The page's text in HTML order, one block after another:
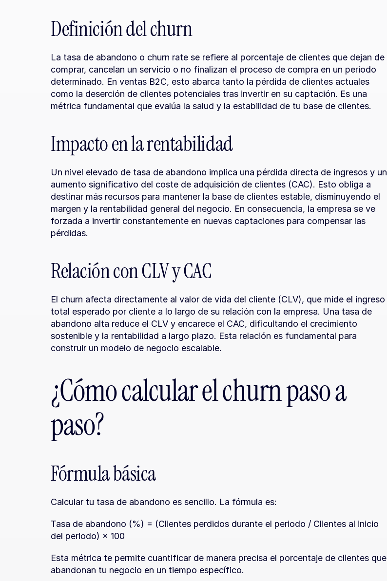
Definición del churn
La tasa de abandono o churn rate se refiere al porcentaje de clientes que dejan de
comprar, cancelan un servicio o no finalizan el proceso de compra en un periodo
determinado. En ventas B2C, esto abarca tanto la pérdida de clientes actuales
como la deserción de clientes potenciales tras invertir en su captación. Es una
métrica fundamental que evalúa la salud y la estabilidad de tu base de clientes.
Impacto en la rentabilidad
Un nivel elevado de tasa de abandono implica una pérdida directa de ingresos y un
aumento significativo del coste de adquisición de clientes (CAC). Esto obliga a
destinar más recursos para mantener la base de clientes estable, disminuyendo el
margen y la rentabilidad general del negocio. En consecuencia, la empresa se ve
forzada a invertir constantemente en nuevas captaciones para compensar las
pérdidas.
Relación con CLV y CAC
El churn afecta directamente al valor de vida del cliente (CLV), que mide el ingreso
total esperado por cliente a lo largo de su relación con la empresa. Una tasa de
abandono alta reduce el CLV y encarece el CAC, dificultando el crecimiento
sostenible y la rentabilidad a largo plazo. Esta relación es fundamental para
construir un modelo de negocio escalable.
¿Cómo calcular el churn paso a
paso?
Fórmula básica
Calcular tu tasa de abandono es sencillo. La fórmula es:
Tasa de abandono (%) = (Clientes perdidos durante el periodo / Clientes al inicio
del periodo) × 100
Esta métrica te permite cuantificar de manera precisa el porcentaje de clientes que
abandonan tu negocio en un tiempo específico.